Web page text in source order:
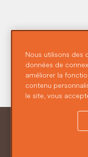
Conditions
Nous utilisons des
données de
améliorer la
contenu
le site, vous